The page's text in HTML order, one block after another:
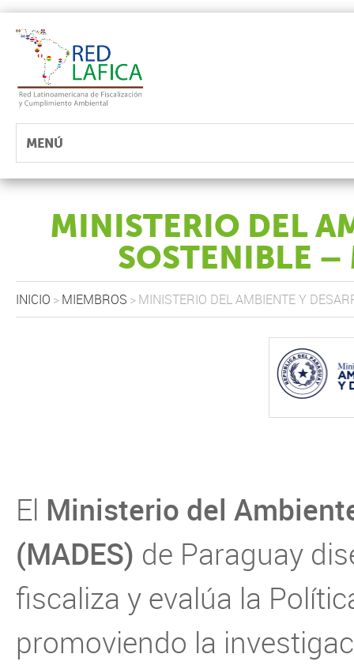
MENÚ
MINISTERIO DEL
SOSTENIBLE –
INICIO >MIEMBROS >MINISTERIO DEL AMBIENTE Y
El Ministerio del
(MADES) de Paraguay
fiscaliza y evalúa la
promoviendo la